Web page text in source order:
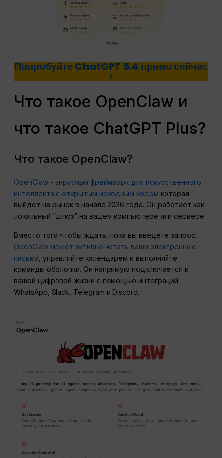
Попробуйте ChatGPT 5.4 прямо сейчас
>
Что такое OpenClaw и
что такое ChatGPT Plus?
Что такое OpenClaw?
OpenClaw - вирусный фреймворк для искусственного
интеллекта с открытым исходным кодом которая
выйдет на рынок в начале 2026 года. Он работает как
локальный “шлюз” на вашем компьютере или сервере.
Вместо того чтобы ждать, пока вы введете запрос,
OpenClaw может активно читать ваши электронные
письма , управляйте календарем и выполняйте
команды оболочки. Он напрямую подключается к
вашей цифровой жизни с помощью интеграций
WhatsApp, Slack, Telegram и Discord.